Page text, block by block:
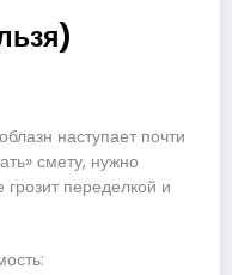
наступает почти
смету, нужно
грозит переделкой и